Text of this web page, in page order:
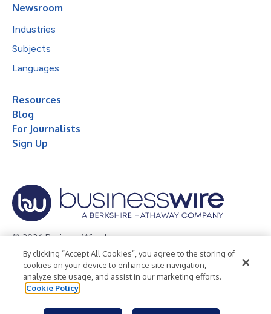
Newsroom
Industries
Subjects
Languages
Resources
Blog
For Journalists
Sign Up
© 2026 Business Wire, Inc.
Privacy Policy Cookie Policy
Accessibility Statement
Terms of Use
Legal
By clicking “Accept All Cookies”, you agree to the storing of
cookies on your device to enhance site navigation,
analyze site usage, and assist in our marketing efforts.
Cookie Policy